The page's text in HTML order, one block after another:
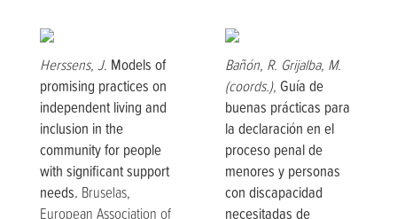
Herssens, J. Models of
promising practices on
independent living and
inclusion in the
community for people
with significant support
needs. Bruselas,
European Association of
Bañón, R. Grijalba, M.
(coords.),Guía de
buenas prácticas para
la declaración en el
proceso penal de
menores y personas
con discapacidad
necesitadas de